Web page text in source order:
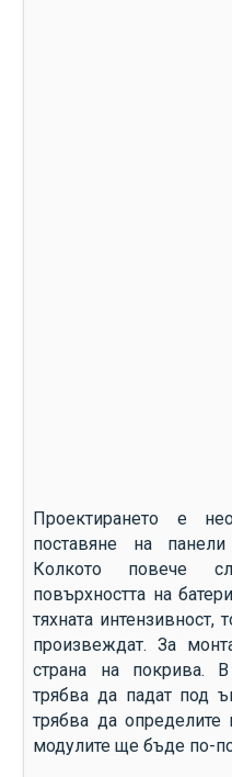
Проектирането е
поставяне на
Колкото повече
повърхността на
тяхната
произвеждат. За
страна на покрива.
трябва да падат под
трябва да определите
модулите ще бъде по-